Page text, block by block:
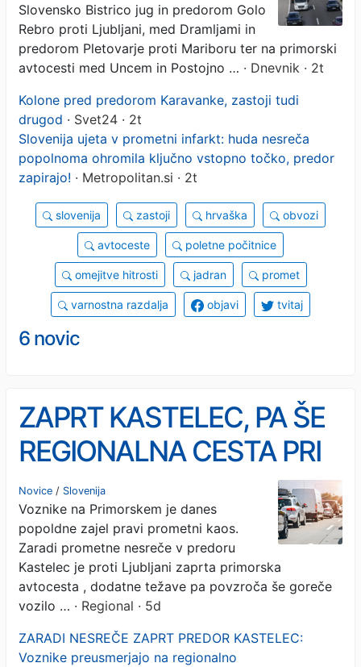
Slovensko Bistrico jug in predorom Golo
Rebro proti Ljubljani, med Dramljami in
predorom Pletovarje proti Mariboru ter na primorski
avtocesti med Uncem in Postojno … · Dnevnik · 2t
Kolone pred predorom Karavanke, zastoji tudi
drugod · Svet24 · 2t
Slovenija ujeta v prometni infarkt: huda nesreča
popolnoma ohromila ključno vstopno točko, predor
zapirajo! · Metropolitan.si · 2t
slovenija zastoji hrvaška obvozi
avtoceste poletne počitnice
omejitve hitrosti jadran promet
varnostna razdalja objavi tvitaj
6 novic
ZAPRT KASTELEC, PA ŠE
REGIONALNA CESTA PRI
KOZINI: Zaradi gorečega
vozila obvoz čez Italijo
Novice / Slovenija
Voznike na Primorskem je danes
popoldne zajel pravi prometni kaos.
Zaradi prometne nesreče v predoru
Kastelec je proti Ljubljani zaprta primorska
avtocesta , dodatne težave pa povzroča še goreče
vozilo … · Regional · 5d
ZARADI NESREČE ZAPRT PREDOR KASTELEC:
Voznike preusmerjajo na regionalno